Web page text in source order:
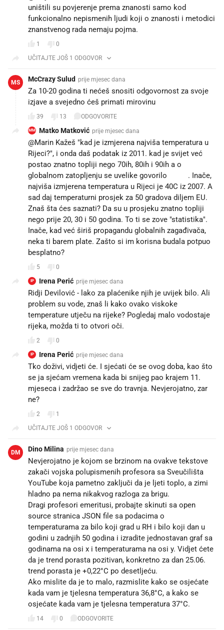
uništili su povjerenje prema znanosti samo kod
funkcionalno nepismenih ljudi koji o znanosti i metodici
znanstvenog rada nemaju pojma.
1
0
UČITAJTE JOŠ 1 ODGOVOR
MS McCrazy Sulud prije mjesec dana
Za 10-20 godina ti nećeš snositi odgovornost za svoje
izjave a svejedno ćeš primati mirovinu
39 13 ODGOVORITE
MM Matko Matković prije mjesec dana
@Marin Kažeš "kad je izmjerena najviša temperatura u
Rijeci?", i onda daš podatak iz 2011. kad je svijet već
postao znatno topliji nego 70ih, 80ih i 90ih a o
globalnom zatopljenju se uvelike govorilo 🤡😂. Inače,
najviša izmjerena temperatura u Rijeci je 40C iz 2007. A
sad daj temperaturni prosjek za 50 gradova diljem EU.
Znaš šta ćes saznati? Da su u prosjeku znatno topliji
nego prije 20, 30 i 50 godina. To ti se zove "statistika".
Inače, kad već širiš propagandu globalnih zagađivača,
neka ti barem plate. Zašto si im korisna budala potpuo
besplatno?
5 0
IP Irena Perić prije mjesec dana
Ridji Devilović - lako za plaćenike njih je uvijek bilo. Ali
problem su vode, znaš li kako ovako viskoke
temperature utječu na rijeke? Pogledaj malo vodostaje
rijeka, možda ti to otvori oči.
2 0
IP Irena Perić prije mjesec dana
Tko doživi, vidjeti će. I sjećati će se ovog doba, kao što
se ja sjećam vremena kada bi snijeg pao krajem 11.
mjeseca i zadržao se sve do travnja. Nevjerojatno, zar
ne?
2
1
UČITAJTE JOŠ 1 ODGOVOR
DM Dino Milina prije mjesec dana
Nevjerojatno je kojom se brzinom na ovakve tekstove
zakači vojska polupismenih profesora sa Sveučilišta
YouTube koja pametno zaključi da je ljeti toplo, a zimi
hladno pa nema nikakvog razloga za brigu.
Dragi profesori emeritusi, probajte skinuti sa open
source stranica JSON file sa podacima o
temperaturama za bilo koji grad u RH i bilo koji dan u
godini u zadnjih 50 godina i izradite jednostavan graf sa
godinama na osi x i temperaturama na osi y. Vidjet ćete
da je trend porasta pozitivan, konkretno za dan 25.06.
trend porasta je +0,22°C po desetljeću.
Ako mislite da je to malo, razmislite kako se osjećate
kada vam je tjelesna temperatura 36,8°C, a kako se
osjećate kada vam je tjelesna temperatura 37°C.
14 0 ODGOVORITE